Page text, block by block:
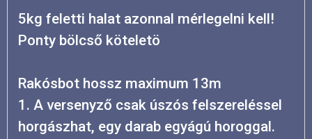
5kg feletti halat azonnal mérlegelni kell!
Ponty bölcső köteletö
Rakósbot hossz maximum 13m
1. A versenyző csak úszós felszereléssel
horgászhat, egy darab egyágú horoggal.